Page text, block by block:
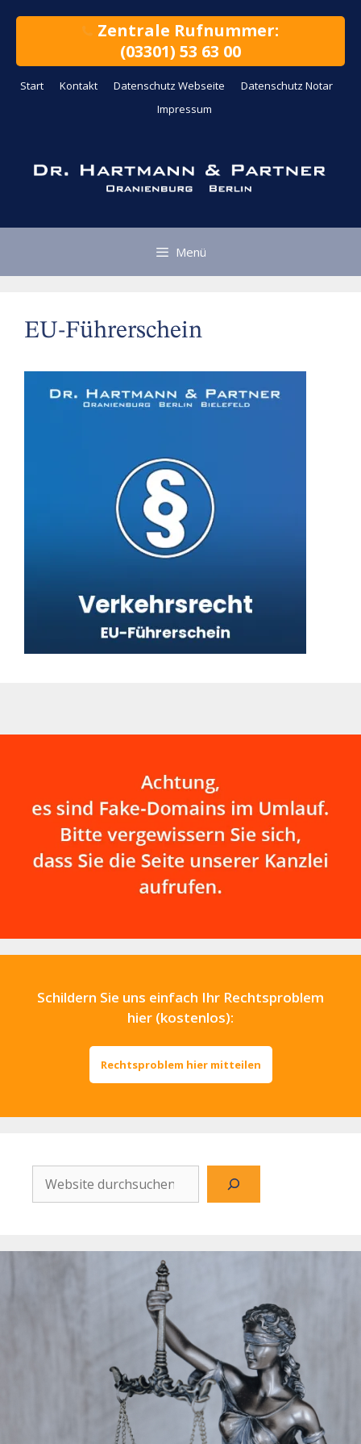
Zentrale Rufnummer:
(03301) 53 63 00
Start Kontakt Datenschutz Webseite
Datenschutz Notar
Impressum
Menü
EU-Führerschein
Schildern Sie uns einfach Ihr Rechtsproblem
hier (kostenlos):
Rechtsproblem hier mitteilen
Website
durchsuchen